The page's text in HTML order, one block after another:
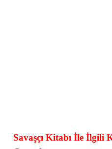
Savaşçı Kitabı İle İlgili